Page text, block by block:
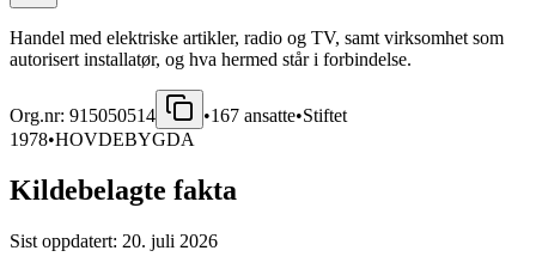
Handel med elektriske artikler, radio og TV, samt virksomhet som
autorisert installatør, og hva hermed står i forbindelse.
Org.nr: 915050514 •167 ansatte•Stiftet
1978•HOVDEBYGDA
Kildebelagte fakta
Sist oppdatert: 20. juli 2026